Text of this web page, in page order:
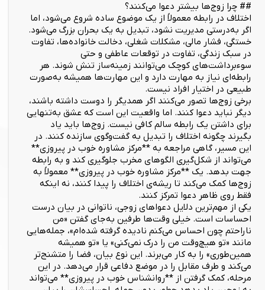
## چرا زوج‌ها بیشتر دعوا می‌کنند؟
اختلاف در رابطه معمولاً از یک موضوع ساده شروع می‌شود، اما
اگر به‌درستی مدیریت نشود، تبدیل به یک بحران بزرگ می‌شود.
خستگی، فشار مالی، مشکلات شغلی، دخالت خانواده‌ها، تفاوت
در سبک زندگی، تفاوت در توقعات عاطفی و حتی
سوءبرداشت‌های کوچک می‌توانند زمینه‌ساز تنش شوند. هر
رابطه‌ای نیاز به مهارت دارد و این مهارت‌ها همیشه به‌صورت
طبیعی در اختیار افراد نیست.
برخی زوج‌ها تصور می‌کنند اگر همدیگر را دوست داشته باشند،
دیگر نباید دعوا کنند. اما واقعیت این است که عشق به‌تنهایی
برای داشتن یک رابطه سالم کافی نیست. زوج‌ها باید یاد
بگیرند چگونه اختلاف را تبدیل به گفت‌وگوی سازنده کنند. در
این مسیر، گاهی مراجعه به **مرکز مشاوره خوب در پیروزی**
می‌تواند از شکل‌گیری الگوهای مخرب جلوگیری کند و به رابطه
جهت بدهد. یک **مرکز مشاوره خوب در پیروزی** معمولاً به
زوج‌ها کمک می‌کند تا ریشه‌ی اختلاف را پیدا کنند، نه اینکه
فقط روی ظاهر دعوا تمرکز کنند.
یکی از مهم‌ترین دلایل دعواهای زوجی، ناتوانی در بیان درست
احساسات است. خیلی وقت‌ها طرفین به‌جای گفتن «من
ناراحتم چون احساس می‌کنم نادیده گرفته شده‌ام»، جمله‌هایی
مانند «تو هیچ‌وقت من را درک نمی‌کنی» یا «تو همیشه
همین‌طوری» را به کار می‌برند. این نوع بیان، فضا را متشنج‌تر
می‌کند و طرف مقابل را در موضع دفاعی قرار می‌دهد. در این
مرحله، کمک گرفتن از **روانشناس خوب در پیروزی** می‌تواند